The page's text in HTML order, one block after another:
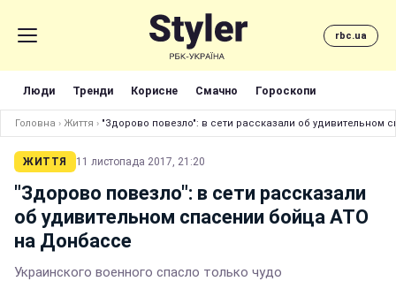
rbc.ua
Люди Тренди Корисне Смачно Гороскопи
Головна › Життя › "Здорово повезло": в сети рассказали об удивительном
ЖИТТЯ 11 листопада 2017, 21:20
"Здорово повезло": в сети рассказали
об удивительном спасении бойца АТО
на Донбассе
Украинского военного спасло только чудо